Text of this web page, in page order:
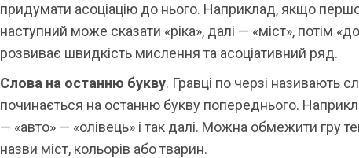
придумати асоціацію до нього. Наприклад, якщо
наступний може сказати «ріка», далі — «міст», потім
розвиває швидкість мислення та асоціативний ряд.
Слова на останню букву. Гравці по черзі називають
починається на останню букву попереднього.
— «авто» — «олівець» і так далі. Можна обмежити гру
назви міст, кольорів або тварин.